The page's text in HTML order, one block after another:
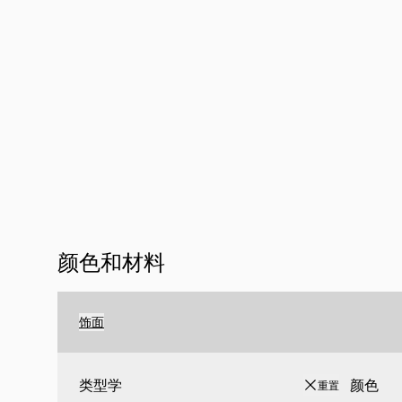
颜色和材料
饰面
类型学 重置 颜色